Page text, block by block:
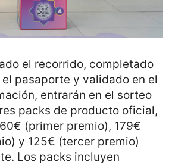
el recorrido, completado
pasaporte y validado en el
entrarán en el sorteo
packs de producto oficial,
(primer premio), 179€
y 125€ (tercer premio)
Los packs incluyen